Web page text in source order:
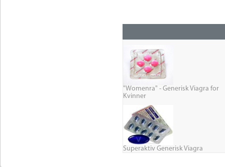
"Womenra" - Generisk Viagra for
Kvinner
Superaktiv Generisk Viagra